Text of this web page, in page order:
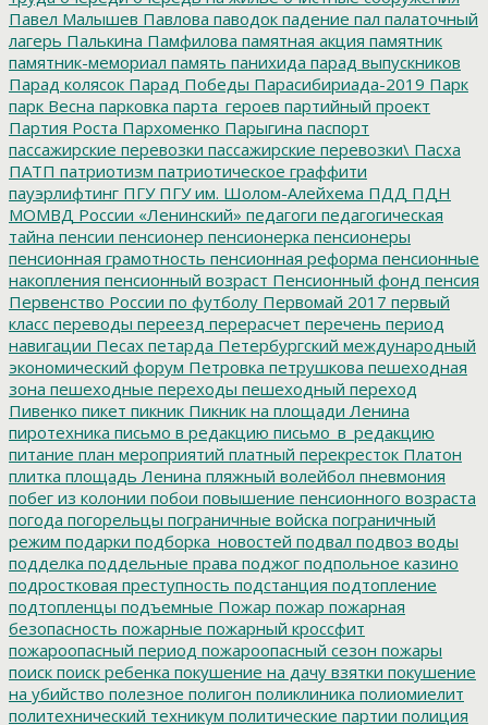
Павел Малышев Павлова паводок падение пал палаточный
лагерь Палькина Памфилова памятная акция памятник
памятник-мемориал память панихида парад выпускников
Парад колясок Парад Победы Парасибириада-2019 Парк
парк Весна парковка парта_героев партийный проект
Партия Роста Пархоменко Парыгина паспорт
пассажирские перевозки пассажирские перевозки\ Пасха
ПАТП патриотизм патриотическое граффити
пауэрлифтинг ПГУПГУ им. Шолом-Алейхема ПДД ПДН
МОМВД России «Ленинский» педагоги педагогическая
тайна пенсии пенсионер пенсионерка пенсионеры
пенсионная грамотность пенсионная реформа пенсионные
накопления пенсионный возраст Пенсионный фонд пенсия
Первенство России по футболу Первомай 2017 первый
класс переводы переезд перерасчет перечень период
навигации Песах петарда Петербургский международный
экономический форум Петровка петрушкова пешеходная
зона пешеходные переходы пешеходный переход
Пивенко пикет пикник Пикник на площади Ленина
пиротехника письмо в редакцию письмо_в_редакцию
питание план мероприятий платный перекресток Платон
плитка площадь Ленина пляжный волейбол пневмония
побег из колонии побои повышение пенсионного возраста
погода погорельцы пограничные войска пограничный
режим подарки подборка_новостей подвал подвоз воды
подделка поддельные права поджог подпольное казино
подростковая преступность подстанция подтопление
подтопленцы подъемные Пожар пожар пожарная
безопасность пожарные пожарный кроссфит
пожароопасный период пожароопасный сезон пожары
поиск поиск ребенка покушение на дачу взятки покушение
на убийство полезное полигон поликлиника полиомиелит
политехнический техникум политические партии полиция